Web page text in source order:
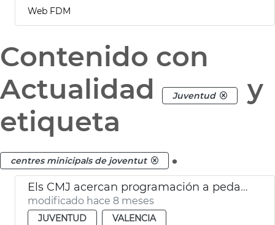
Web FDM
Contenido con
Actualidad
Juventud
y
etiqueta
centres minicipals de joventut .
Els CMJ acercan programación a pedanias
modificado hace 8 meses
JUVENTUD
VALENCIA